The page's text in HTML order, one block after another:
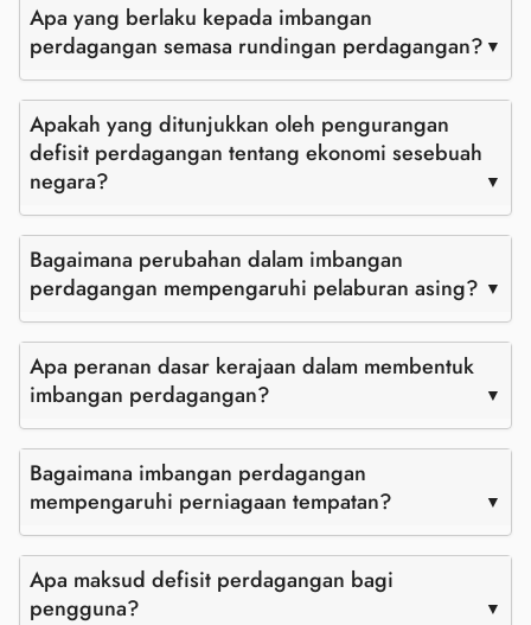
Apa yang berlaku kepada imbangan
perdagangan semasa rundingan perdagangan?
Apakah yang ditunjukkan oleh pengurangan
defisit perdagangan tentang ekonomi sesebuah
negara?
Bagaimana perubahan dalam imbangan
perdagangan mempengaruhi pelaburan asing?
Apa peranan dasar kerajaan dalam membentuk
imbangan perdagangan?
Bagaimana imbangan perdagangan
mempengaruhi perniagaan tempatan?
Apa maksud defisit perdagangan bagi
pengguna?